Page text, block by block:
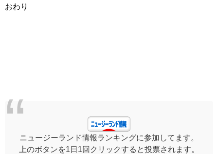
おわり
ニュージーランド情報ランキングに参加してます。
上のボタンを1日1回クリックすると投票されます。